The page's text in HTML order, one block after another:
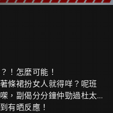
！怎麼可能！
條裙扮女人就得咩？呢班
，副偈分分鐘仲勁過杜太…
有晒反應！